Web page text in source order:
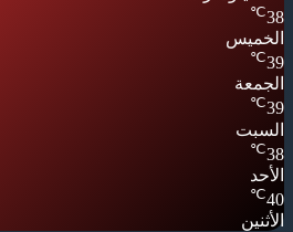
38
℃
الخميس
39
℃
الجمعة
39
℃
السبت
38
℃
الأحد
40
℃
الأثنين